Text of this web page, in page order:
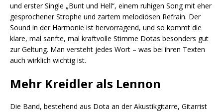
und erster Single „Bunt und Hell“, einem ruhigen Song mit eher
gesprochener Strophe und zartem melodiösen Refrain. Der
Sound in der Harmonie ist hervorragend, und so kommt die
klare, mal sanfte, mal kraftvolle Stimme Dotas besonders gut
zur Geltung. Man versteht jedes Wort – was bei ihren Texten
auch wirklich wichtig ist.
Mehr Kreidler als Lennon
Die Band, bestehend aus Dota an der Akustikgitarre, Gitarrist